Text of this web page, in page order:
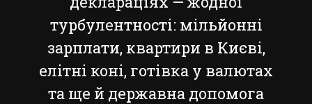
турбулентності: мільйонні
зарплати, квартири в Києві,
елітні коні, готівка у валютах
та ще й державна допомога